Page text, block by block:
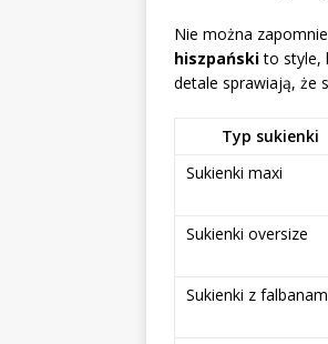
Nie można
hiszpańskito style,
detale sprawiają, że
Typ sukienki
Sukienki maxi
Sukienki oversize
Sukienki z